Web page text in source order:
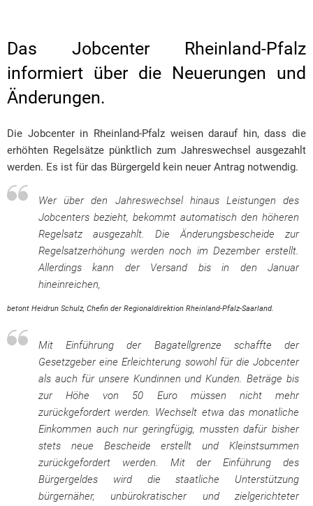
Das Jobcenter Rheinland-Pfalz
informiert über die Neuerungen und
Änderungen.
Die Jobcenter in Rheinland-Pfalz weisen darauf hin, dass die
erhöhten Regelsätze pünktlich zum Jahreswechsel ausgezahlt
werden. Es ist für das Bürgergeld kein neuer Antrag notwendig.
Wer über den Jahreswechsel hinaus Leistungen des
Jobcenters bezieht, bekommt automatisch den höheren
Regelsatz ausgezahlt. Die Änderungsbescheide zur
Regelsatzerhöhung werden noch im Dezember erstellt.
Allerdings kann der Versand bis in den Januar
hineinreichen,
betont Heidrun Schulz, Chefin der Regionaldirektion Rheinland-Pfalz-Saarland.
Mit Einführung der Bagatellgrenze schaffte der
Gesetzgeber eine Erleichterung sowohl für die Jobcenter
als auch für unsere Kundinnen und Kunden. Beträge bis
zur Höhe von 50 Euro müssen nicht mehr
zurückgefordert werden. Wechselt etwa das monatliche
Einkommen auch nur geringfügig, mussten dafür bisher
stets neue Bescheide erstellt und Kleinstsummen
zurückgefordert werden. Mit der Einführung des
Bürgergeldes wird die staatliche Unterstützung
bürgernäher, unbürokratischer und zielgerichteter